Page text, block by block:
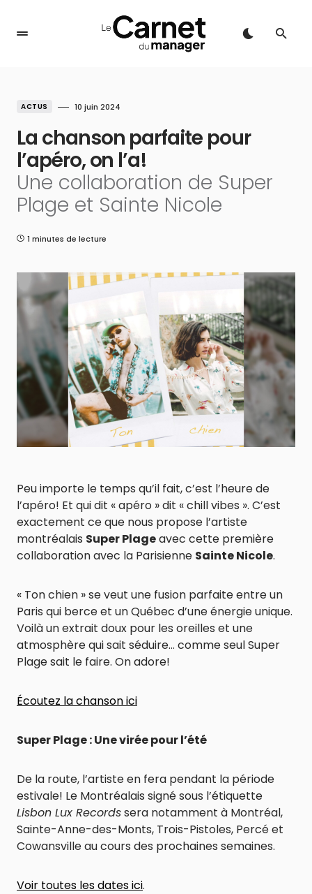
ACTUS 10 juin 2024
La chanson parfaite pour
l’apéro, on l’a!
Une collaboration de Super
Plage et Sainte Nicole
1 minutes de lecture
Peu importe le temps qu’il fait, c’est l’heure de
l’apéro! Et qui dit « apéro » dit « chill vibes ». C’est
exactement ce que nous propose l’artiste
montréalais Super Plageavec cette première
collaboration avec la Parisienne Sainte Nicole.
« Ton chien » se veut une fusion parfaite entre un
Paris qui berce et un Québec d’une énergie unique.
Voilà un extrait doux pour les oreilles et une
atmosphère qui sait séduire… comme seul Super
Plage sait le faire. On adore!
Écoutez la chanson ici
Super Plage : Une virée pour l’été
De la route, l’artiste en fera pendant la période
estivale! Le Montréalais signé sous l’étiquette
Lisbon Lux Recordssera notamment à Montréal,
Sainte-Anne-des-Monts, Trois-Pistoles, Percé et
Cowansville au cours des prochaines semaines.
Voir toutes les dates ici.